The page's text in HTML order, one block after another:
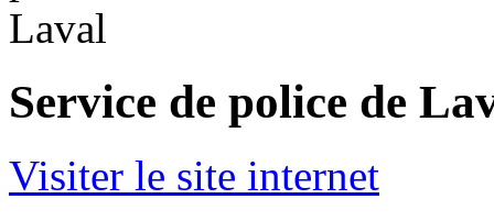
Service de police de
Visiter le site internet